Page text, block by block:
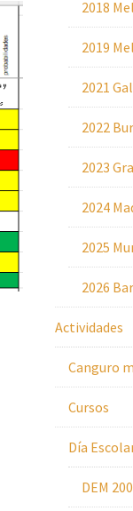
2018
2019
2021
2022
2023
2024
2025
2026
Actividades
Canguro
Cursos
Día
DEM